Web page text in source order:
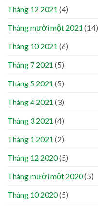
Tháng 12 2021 (4)
Tháng mười một 2021 (14)
Tháng 10 2021 (6)
Tháng 7 2021 (5)
Tháng 5 2021 (5)
Tháng 4 2021 (3)
Tháng 3 2021 (4)
Tháng 1 2021 (2)
Tháng 12 2020(5)
Tháng mười một 2020(5)
Tháng 10 2020(5)